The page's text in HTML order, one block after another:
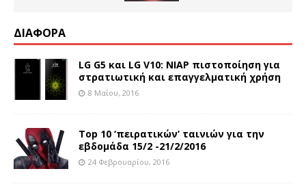
ΔΙΑΦΟΡΑ
LG G5 και LG V10: NIAP πιστοποίηση για
στρατιωτική και επαγγελματική χρήση
8 Μαΐου, 2016
Τοp 10 ‘πειρατικών’ ταινιών για την
εβδομάδα 15/2 -21/2/2016
24 Φεβρουαρίου, 2016